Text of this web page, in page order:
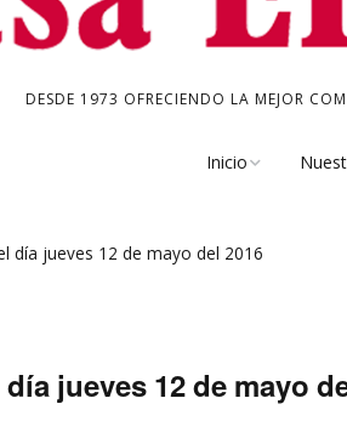
DESDE 1973 OFRECIENDO LA MEJOR
Inicio
día jueves 12 de mayo del 2016
jueves 12 de mayo